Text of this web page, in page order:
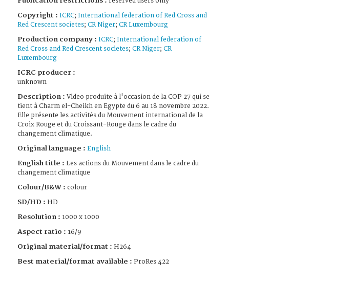
Copyright : ICRC; International federation of Red Cross and
Red Crescent societes; CR Niger; CR Luxembourg
Production company : ICRC; International federation of
Red Cross and Red Crescent societes; CR Niger; CR
Luxembourg
ICRC producer :
unknown
Description : Video produite à l'occasion de la COP 27 qui se
tient à Charm el-Cheikh en Egypte du 6 au 18 novembre 2022.
Elle présente les activités du Mouvement international de la
Croix Rouge et du Croissant-Rouge dans le cadre du
changement climatique.
Original language : English
English title : Les actions du Mouvement dans le cadre du
changement climatique
Colour/B&W : colour
SD/HD : HD
Resolution : 1000 x 1000
Aspect ratio : 16/9
Original material/format : H264
Best material/format available : ProRes 422